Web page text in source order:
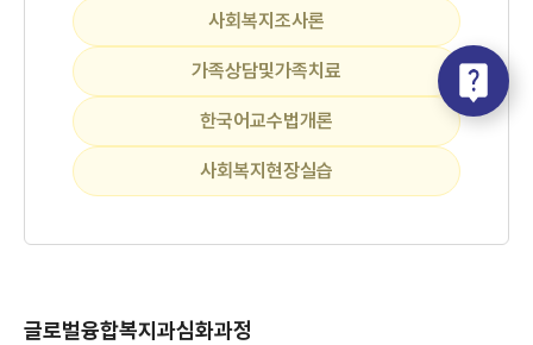
사회복지조사론
가족상담및가족치료
한국어교수법개론
사회복지현장실습
글로벌융합복지과심화과정